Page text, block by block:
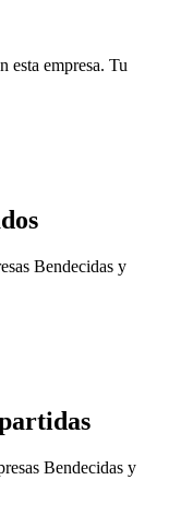
esta empresa. Tu
Bendecidas y
Bendecidas y